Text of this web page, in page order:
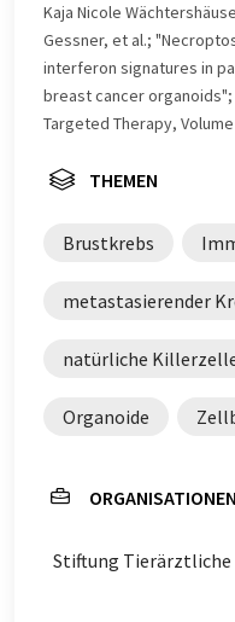
Kaja Nicole
Gessner, et al.;
interferon signatures in
breast cancer organoids";
Targeted Therapy, Volume
THEMEN
Brustkrebs
metastasierender
natürliche
Organoide
ORGANISATIONEN
Stiftung Tierärztliche